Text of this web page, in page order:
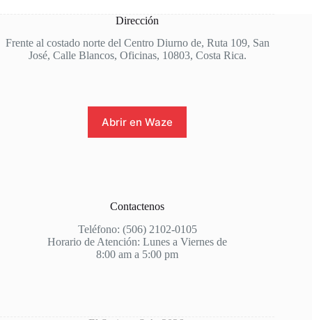
Dirección
Frente al costado norte del Centro Diurno de, Ruta 109, San
José, Calle Blancos, Oficinas, 10803, Costa Rica.
Abrir en Waze
Contactenos
Teléfono: (506) 2102-0105
Horario de Atención: Lunes a Viernes de
8:00 am a 5:00 pm